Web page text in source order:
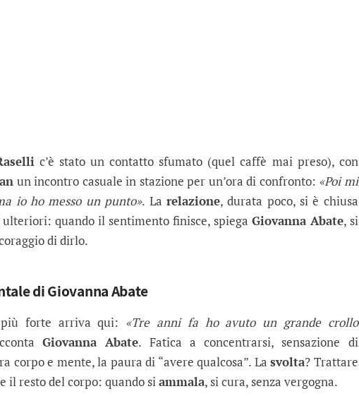
c’è stato un contatto sfumato (quel caffè mai preso), con
un incontro casuale in stazione per un’ora di confronto: «Poi mi
io ho messo un punto». La relazione, durata poco, si è chiusa
ulteriori: quando il sentimento finisce, spiega Giovanna Abate, si
di dirlo.
di Giovanna Abate
più forte arriva qui: «Tre anni fa ho avuto un grande crollo
Giovanna Abate. Fatica a concentrarsi, sensazione di
corpo e mente, la paura di “avere qualcosa”. Lasvolta? Trattare
il resto del corpo: quando si ammala, si cura, senza vergogna.